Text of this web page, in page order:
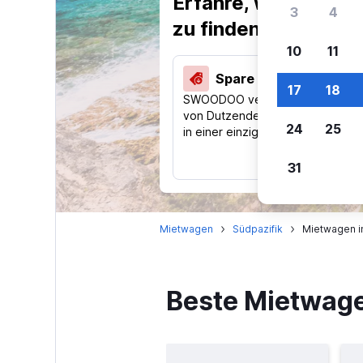
zu finden.
Spare 40 % und mehr
SWOODOO vergleicht Preise
von Dutzenden Reise-Websites
in einer einzigen Suche.
Mietwagen Südpazifik Mietwagen
Beste
3 4
10 11
17 18
24 25
31